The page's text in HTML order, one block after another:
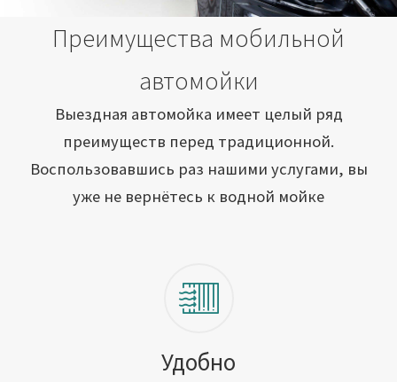
Подетальная химчистка
Как это работает
Сотрудничество
Вакансии
Адреса обслуживания
Преимущества мобильной
автомойки
Выездная автомойка имеет целый ряд
преимуществ перед традиционной.
Воспользовавшись раз нашими услугами, вы
уже не вернётесь к водной мойке
Удобно